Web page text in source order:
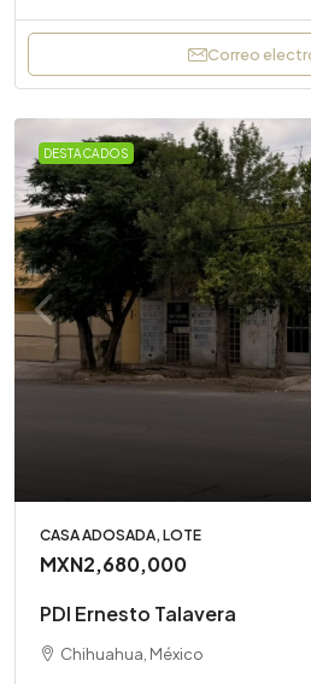
Correo
DESTACADOS
CASA ADOSADA, LOTE
MXN2,680,000
PDI Ernesto Talavera
Chihuahua, México